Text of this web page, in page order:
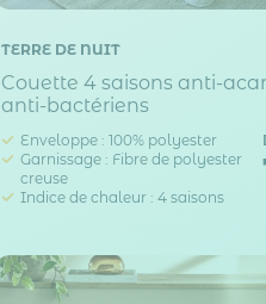
TERRE DE NUIT
Couette 4 saisons anti-
anti-bactériens
Enveloppe : 100% polyester
Garnissage : Fibre de polyester
creuse
Indice de chaleur : 4 saisons